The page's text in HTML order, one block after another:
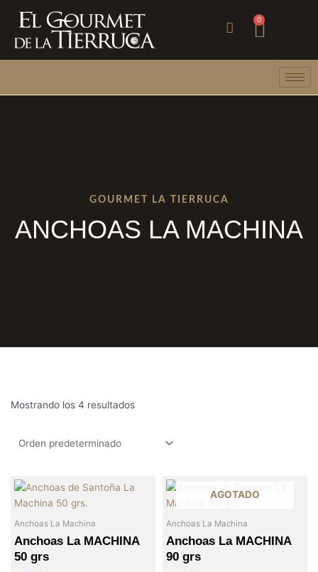
contenido
0
GOURMET LA TIERRUCA
ANCHOAS LA MACHINA
Mostrando los 4 resultados
Anchoas La Machina
Anchoas La MACHINA
50 grs
AGOTADO
Anchoas La Machina
Anchoas La MACHINA
90 grs